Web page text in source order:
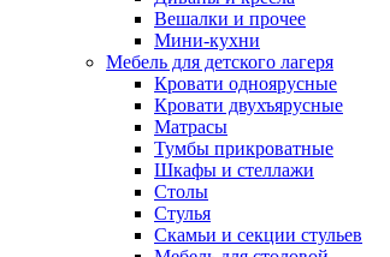
Вешалки и прочее
Мини-кухни
Мебель для детского лагеря
Кровати одноярусные
Кровати двухъярусные
Матрасы
Тумбы прикроватные
Шкафы и стеллажи
Столы
Стулья
Скамьи и секции стульев